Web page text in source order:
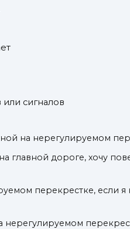
или сигналов
на нерегулируемом
главной дороге, хочу
перекрестке, если я
нерегулируемом